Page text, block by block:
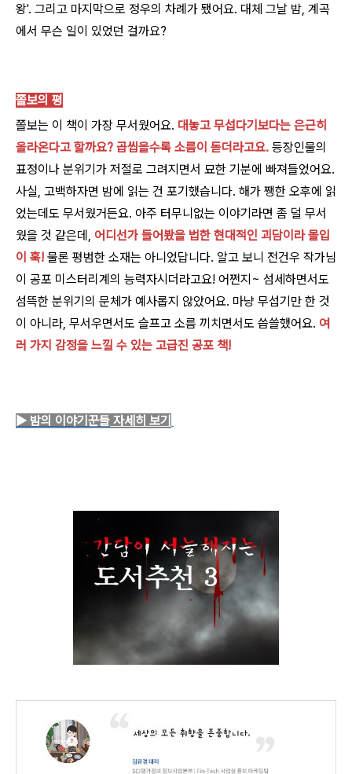
왕'. 그리고 마지막으로 정우의 차례가 됐어요. 대체 그날 밤, 계곡
에서 무슨 일이 있었던 걸까요?
쫄보의 평
쫄보는 이 책이 가장 무서웠어요. 대놓고 무섭다기보다는 은근히
올라온다고 할까요? 곱씹을수록 소름이 돋더라고요. 등장인물의
표정이나 분위기가 저절로 그려지면서 묘한 기분에 빠져들었어요.
사실, 고백하자면 밤에 읽는 건 포기했습니다. 해가 쨍한 오후에 읽
었는데도 무서웠거든요. 아주 터무니없는 이야기라면 좀 덜 무서
웠을 것 같은데, 어디선가 들어봤을 법한 현대적인 괴담이라 몰입
이 훅! 물론 평범한 소재는 아니었답니다. 알고 보니 전건우 작가님
이 공포 미스터리계의 능력자시더라고요! 어쩐지~ 섬세하면서도
섬뜩한 분위기의 문체가 예사롭지 않았어요. 마냥 무섭기만 한 것
이 아니라, 무서우면서도 슬프고 소름 끼치면서도 씁쓸했어요. 여
러 가지 감정을 느낄 수 있는 고급진 공포 책!
▶ 밤의 이야기꾼들 자세히 보기